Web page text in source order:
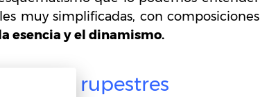
muy simplificadas, con composiciones
esencia y el dinamismo.
rupestres